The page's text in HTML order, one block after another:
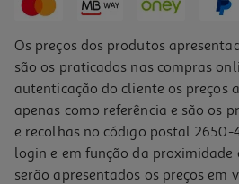
-10%
Os preços dos produtos
são os praticados nas compras
autenticação do cliente os preços
apenas como referência e são os
e recolhas no código postal 2650-
login e em função da proximidade
serão apresentados os preços em